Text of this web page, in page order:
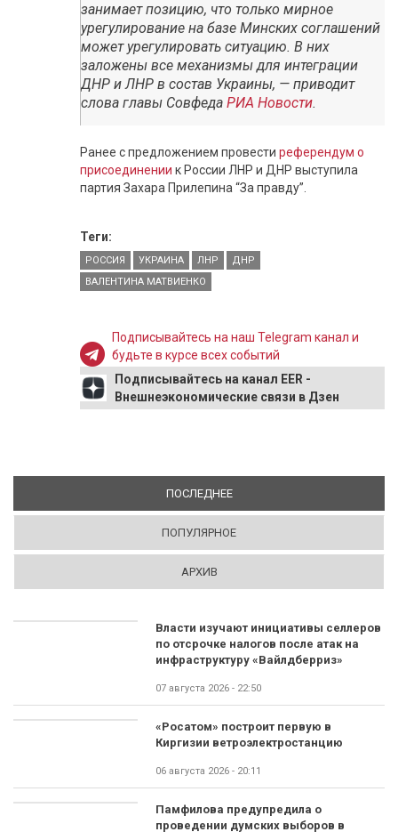
занимает позицию, что только мирное
урегулирование на базе Минских соглашений
может урегулировать ситуацию. В них
заложены все механизмы для интеграции
ДНР и ЛНР в состав Украины, — приводит
слова главы Совфеда РИА Новости.
Ранее с предложением провести референдум о
присоединении к России ЛНР и ДНР выступила
партия Захара Прилепина “За правду”.
Теги:
РОССИЯ УКРАИНА ЛНР
ДНР
ВАЛЕНТИНА МАТВИЕНКО
Подписывайтесь на наш Telegram канал и
будьте в курсе всех событий
Подписывайтесь на канал EER -
Внешнеэкономические связи в Дзен
ПОСЛЕДНЕЕ(АКТИВНАЯ ВКЛАДКА)
ПОПУЛЯРНОЕ
АРХИВ
Власти изучают инициативы селлеров
по отсрочке налогов после атак на
инфраструктуру «Вайлдберриз»
07 августа 2026 - 22:50
«Росатом» построит первую в
Киргизии ветроэлектростанцию
06 августа 2026 - 20:11
Памфилова предупредила о
проведении думских выборов в